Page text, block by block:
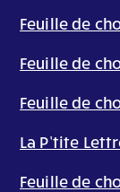
Feuille de
Feuille de
Feuille de
La P’tite
Feuille de